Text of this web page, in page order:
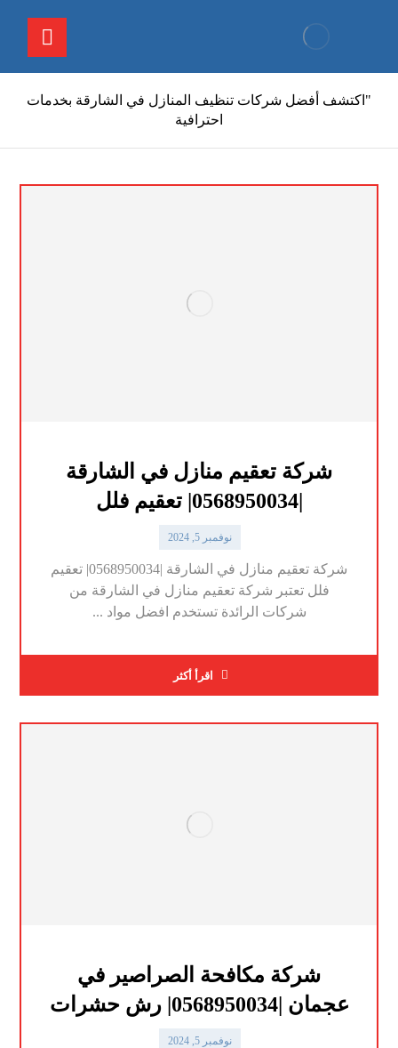
"اكتشف أفضل شركات تنظيف المنازل في الشارقة بخدمات
احترافية
شركة تعقيم منازل في الشارقة
|0568950034| تعقيم فلل
نوفمبر 5, 2024
شركة تعقيم منازل في الشارقة |0568950034| تعقيم
فلل تعتبر شركة تعقيم منازل في الشارقة من
شركات الرائدة تستخدم افضل مواد ...
اقرأ أكثر
شركة مكافحة الصراصير في
عجمان |0568950034| رش حشرات
نوفمبر 5, 2024